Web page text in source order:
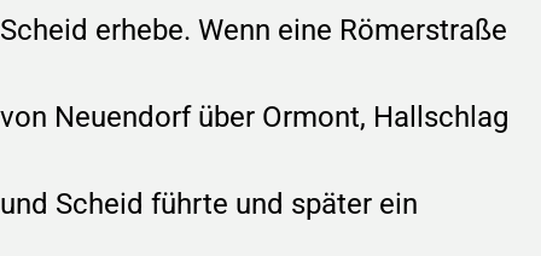
Scheid erhebe. Wenn eine Römerstraße
von Neuendorf über Ormont, Hallschlag
und Scheid führte und später ein